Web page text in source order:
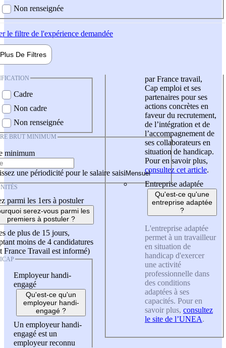
Non renseignée
le filtre de l'expérience demandée
Plus De Filtres
Cadre
Non cadre
Non renseignée
BRUT MINIMUM
minimum
une périodicité pour le salaire saisi
parmi les 1ers à postuler
serez-vous parmi les
premiers à postuler ?
de plus de 15 jours,
moins de 4 candidatures
France Travail est informé)
Employeur handi-
engagé
Qu'est-ce qu'un
employeur handi-
engagé ?
Un employeur handi-
engagé est un
employeur reconnu
par France travail,
Cap emploi et ses
partenaires pour ses
actions concrètes en
faveur du recrutement,
de l’intégration et de
l’accompagnement de
ses collaborateurs en
situation de handicap.
Pour en savoir plus,
consultez cet article.
Entreprise adaptée
Qu'est-ce qu'une
entreprise adaptée
?
L'entreprise adaptée
permet à un travailleur
en situation de
handicap d'exercer
une activité
professionnelle dans
des conditions
adaptées à ses
capacités. Pour en
savoir plus, consultez
le site de l’UNEA.